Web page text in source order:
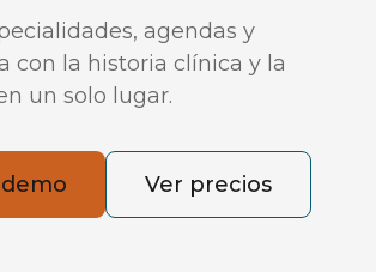
agendas y
con la historia clínica y la
un solo lugar.
Ver precios